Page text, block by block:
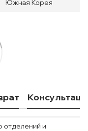
Южная Корея
отделений и